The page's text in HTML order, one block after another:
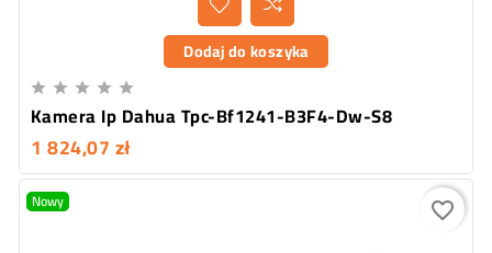
Dodaj do koszyka
    
Kamera Ip Dahua Tpc-Bf1241-B3F4-Dw-S8
1 824,07 zł
Nowy favorite_border